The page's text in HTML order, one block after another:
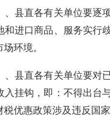
直各有关单位要逐项
和进口商品、服务实行
环境。
直各有关单位要对已
入挂钩，即：不得出台
优惠政策涉及违反国